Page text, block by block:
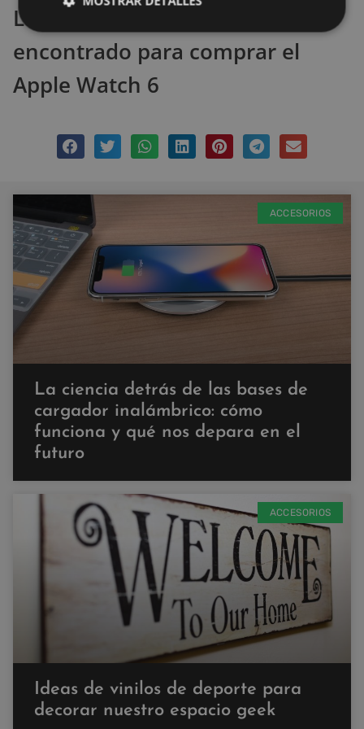
La mejor oferta que hemos
encontrado para comprar el
Apple Watch 6
ACCESORIOS
La ciencia detrás de las bases de
cargador inalámbrico: cómo
funciona y qué nos depara en el
futuro
ACCESORIOS
Ideas de vinilos de deporte para
decorar nuestro espacio geek